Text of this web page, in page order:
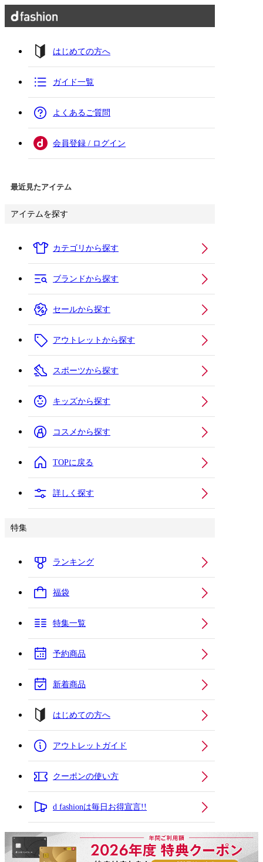
はじめての方へ
ガイド一覧
よくあるご質問
会員登録 / ログイン
最近見たアイテム
アイテムを探す
カテゴリから探す
ブランドから探す
セールから探す
アウトレットから探す
スポーツから探す
キッズから探す
コスメから探す
TOPに戻る
詳しく探す
特集
ランキング
福袋
特集一覧
予約商品
新着商品
はじめての方へ
アウトレットガイド
クーポンの使い方
d fashionは毎日お得宣言!!